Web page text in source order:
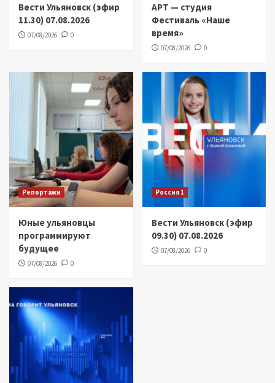
Вести Ульяновск (эфир
11.30) 07.08.2026
07/08/2026 0
АРТ — студия
Фестиваль «Наше
время»
07/08/2026 0
Репортажи
Юные ульяновцы
программируют
будущее
07/08/2026 0
Россия 1
Вести Ульяновск (эфир
09.30) 07.08.2026
07/08/2026 0